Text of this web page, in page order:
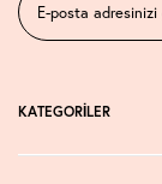
KATEGORİLER